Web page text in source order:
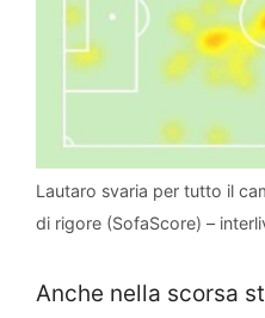
Lautaro svaria per tutto il
di rigore (SofaScore) –
Anche nella scorsa